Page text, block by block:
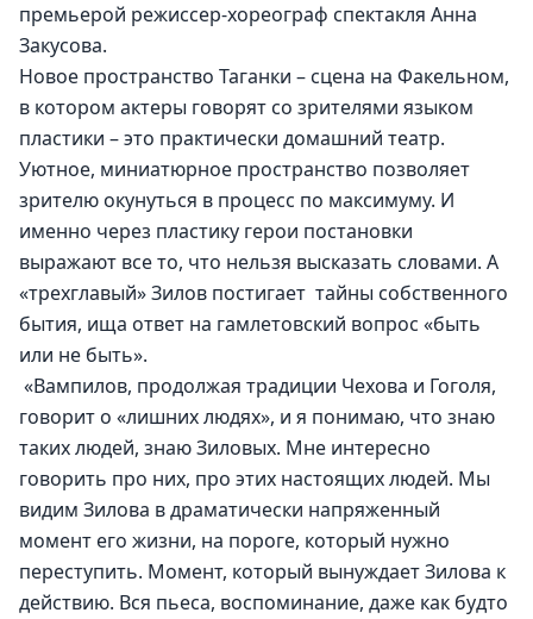
премьерой режиссер-хореограф спектакля Анна
Закусова.
Новое пространство Таганки – сцена на Факельном,
в котором актеры говорят со зрителями языком
пластики – это практически домашний театр.
Уютное, миниатюрное пространство позволяет
зрителю окунуться в процесс по максимуму. И
именно через пластику герои постановки
выражают все то, что нельзя высказать словами. А
«трехглавый» Зилов постигает  тайны собственного
бытия, ища ответ на гамлетовский вопрос «быть
или не быть».
«Вампилов, продолжая традиции Чехова и Гоголя,
говорит о «лишних людях», и я понимаю, что знаю
таких людей, знаю Зиловых. Мне интересно
говорить про них, про этих настоящих людей. Мы
видим Зилова в драматически напряженный
момент его жизни, на пороге, который нужно
переступить. Момент, который вынуждает Зилова к
действию. Вся пьеса, воспоминание, даже как будто